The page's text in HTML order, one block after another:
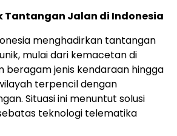
Tantangan Jalan di Indonesia
menghadirkan tantangan
mulai dari kemacetan di
beragam jenis kendaraan hingga
terpencil dengan
Situasi ini menuntut solusi
teknologi telematika